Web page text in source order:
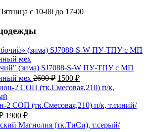
с 10-00 до 17-00
(зима) SJ7088-S-W ПУ-ТПУ с МП
мех 2600₽ Первоначальная
цена
составляла
2600 ₽.
1500 ₽Текущая
цена:
2 СОП (тк.Смесовая,210) п/к, т.синий/
Первоначальная
цена
1900 ₽Текущая
цена: